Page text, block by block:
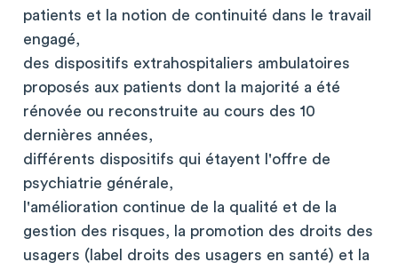
patients et la notion de continuité dans le travail
engagé,
des dispositifs extrahospitaliers ambulatoires
proposés aux patients dont la majorité a été
rénovée ou reconstruite au cours des 10
dernières années,
différents dispositifs qui étayent l'offre de
psychiatrie générale,
l'amélioration continue de la qualité et de la
gestion des risques, la promotion des droits des
usagers (label droits des usagers en santé) et la